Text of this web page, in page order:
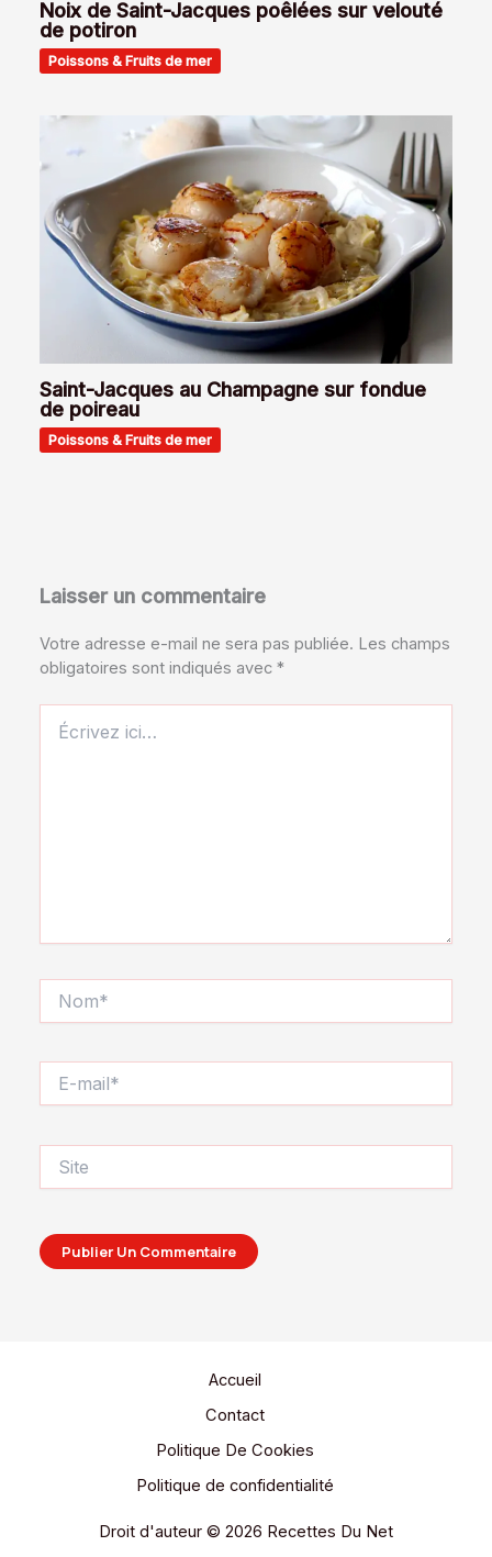
Noix de Saint-Jacques poêlées sur velouté
de potiron
Poissons & Fruits de mer
Saint-Jacques au Champagne sur fondue
de poireau
Poissons & Fruits de mer
Laisser un commentaire
Votre adresse e-mail ne sera pas publiée. Les champs
obligatoires sont indiqués avec*
ici…
mail*
Accueil
Contact
Politique De Cookies
Politique de confidentialité
Droit d'auteur © 2026 Recettes Du Net